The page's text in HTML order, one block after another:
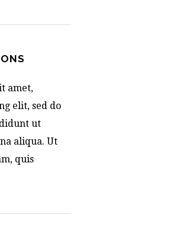
amet,
elit, sed do
ut
aliqua. Ut
quis